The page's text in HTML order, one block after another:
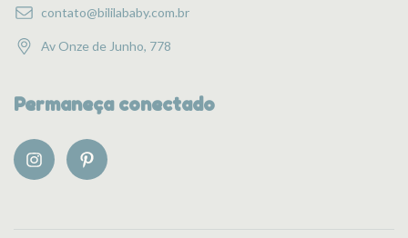
contato@bililababy.com.br
Av Onze de Junho, 778
Permaneça conectado